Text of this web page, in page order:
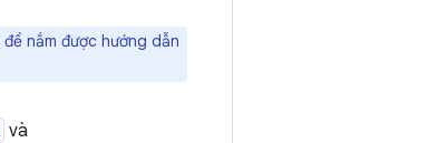
để nắm được hướng dẫn
và